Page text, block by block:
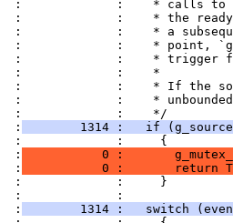
:             :    * calls
:             :    * the
:             :    * a
:             :    * point,
:             :    * trigger
:             :    *
:             :    * If the
:             :    *
:             :    */
:
1314 :   if
:             :     {
:
0 :
:
0 :       return
:             :     }
:             :
:
1314 :   switch